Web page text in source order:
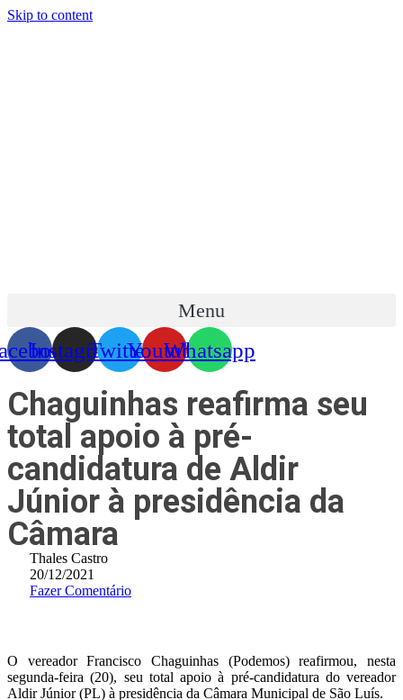
Skip to content
Menu
InstagramTwitterYoutubeWhatsapp
Chaguinhas reafirma seu
total apoio à pré-
candidatura de Aldir
Júnior à presidência da
Câmara
Thales Castro
20/12/2021
Fazer Comentário
O vereador Francisco Chaguinhas (Podemos) reafirmou, nesta
segunda-feira (20), seu total apoio à pré-candidatura do vereador
Aldir Júnior (PL) à presidência da Câmara Municipal de São Luís.